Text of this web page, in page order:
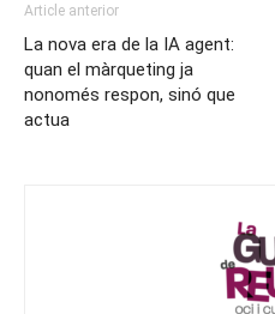
Article anterior
La nova era de la IA agent:
quan el màrqueting ja
nonomés respon, sinó que
actua